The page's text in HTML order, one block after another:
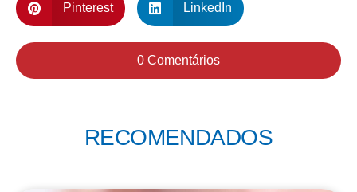
Pinterest LinkedIn
0 Comentários
RECOMENDADOS